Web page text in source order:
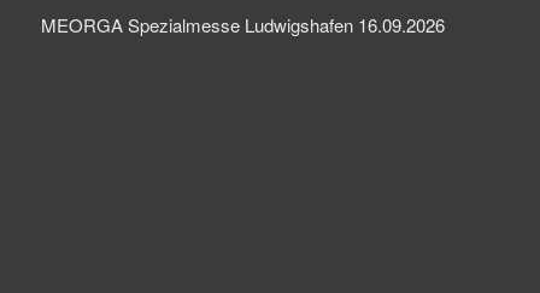
MEORGA Spezialmesse Ludwigshafen 16.09.2026